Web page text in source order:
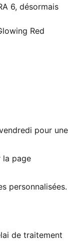
6, désormais
renfort léger
de direction
à
naturelles
de superflu.
moins 30 %
et
de
Red
pour une
la page
personnalisées.
de traitement